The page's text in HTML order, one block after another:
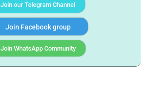
Join our Telegram Channel
Join Facebook group
Join WhatsApp Community